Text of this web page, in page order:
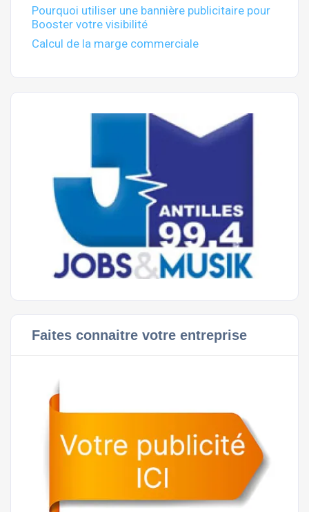
Pourquoi utiliser une bannière publicitaire pour
Booster votre visibilité
Calcul de la marge commerciale
Faites connaitre votre entreprise